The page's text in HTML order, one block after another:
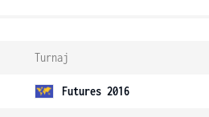
Turnaj
Futures 2016